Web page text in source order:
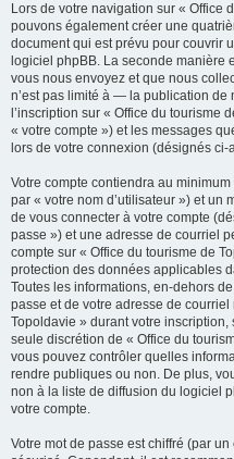
Lors de votre navigation sur « Office
pouvons également créer une
document qui est prévu pour couvrir
logiciel phpBB. La seconde manière
vous nous envoyez et que nous
n’est pas limité à — la publication de
l’inscription sur « Office du tourisme
« votre compte ») et les messages
lors de votre connexion (désignés
Votre compte contiendra au
par « votre nom d’utilisateur ») et un
de vous connecter à votre compte
passe ») et une adresse de courriel
compte sur « Office du tourisme de
protection des données applicables
Toutes les informations, en-dehors
passe et de votre adresse de
Topoldavie » durant votre
seule discrétion de « Office du
vous pouvez contrôler quelles
rendre publiques ou non. De plus,
non à la liste de diffusion du logiciel
votre compte.
Votre mot de passe est chiffré (par